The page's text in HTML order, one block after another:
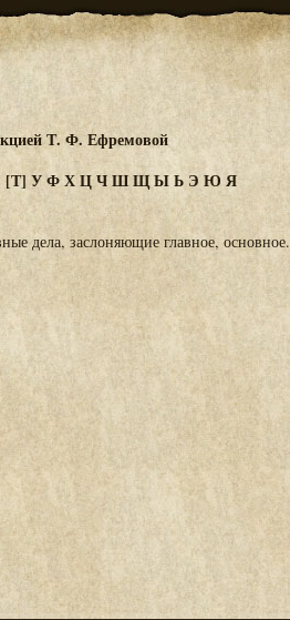
Т. Ф. Ефремовой
[Т] УФХЦЧШЩЫЬ Э Ю Я
дела, заслоняющие главное, основное.